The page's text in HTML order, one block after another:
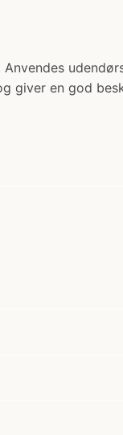
Anvendes
giver en god